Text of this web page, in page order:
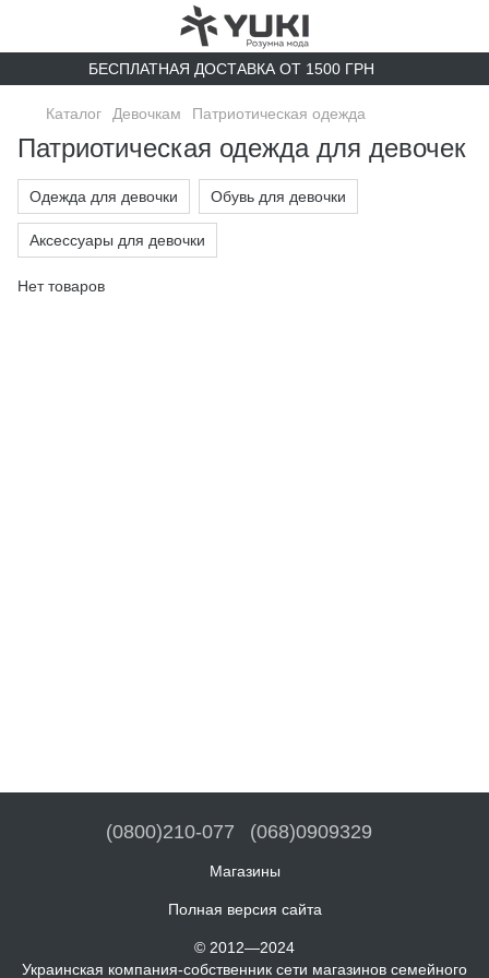
БЕСПЛАТНАЯ ДОСТАВКА ОТ 1500 ГРН
Каталог Девочкам Патриотическая одежда
Патриотическая одежда для девочек
Одежда для девочки Обувь для девочки
Аксессуары для девочки
Нет товаров
(0800)210-077 (068)0909329
Магазины
Полная версия сайта
© 2012—2024
Украинская компания-собственник сети магазинов семейного